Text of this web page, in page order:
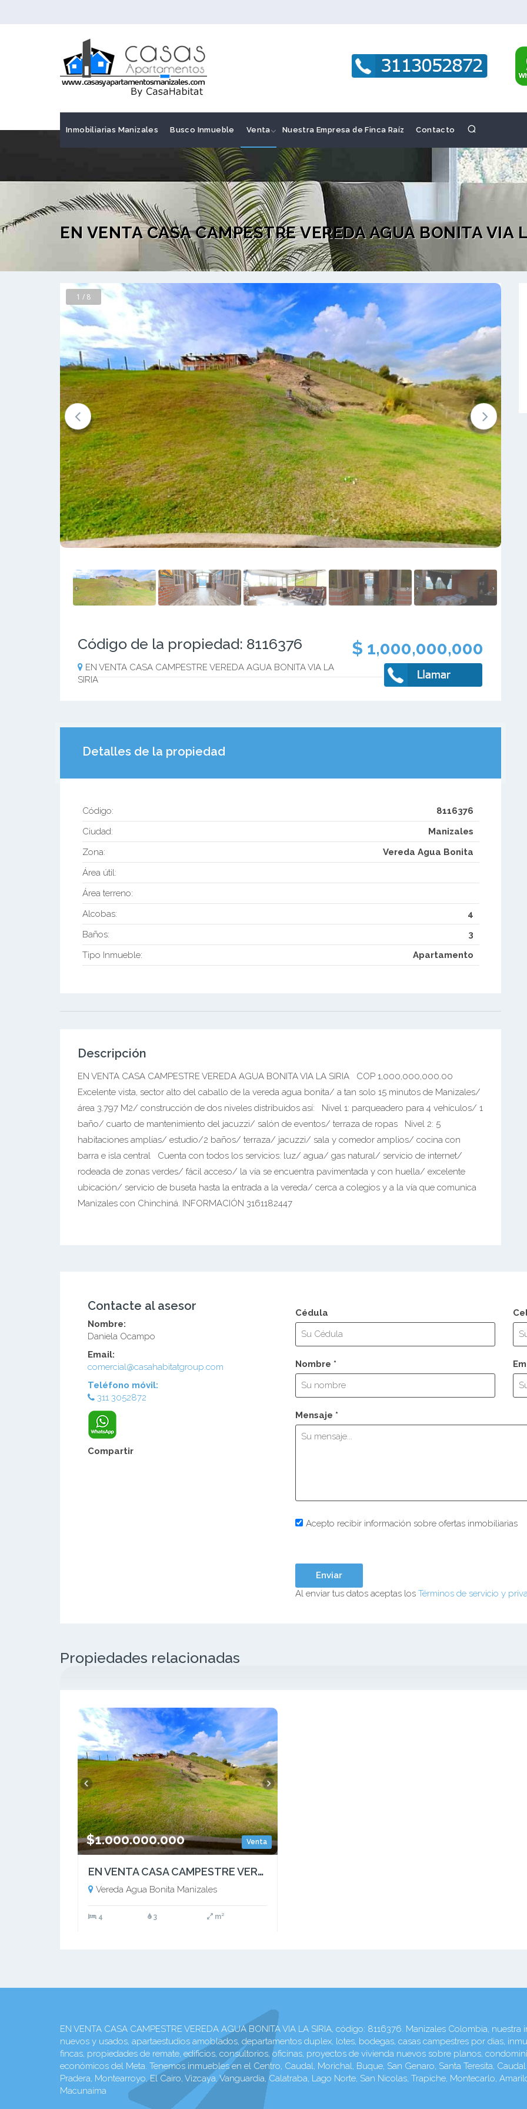
Inmobiliarias Manizales Busco Inmueble Venta Nuestra Empresa de Finca Raíz Contacto
EN VENTA CASA CAMPESTRE VEREDA AGUA BONITA VIA
1 / 8
Código de la propiedad: 8116376 $ 1,000,000,000
EN VENTA CASA CAMPESTRE VEREDA AGUA BONITA VIA LA
SIRIA
Detalles de la propiedad
Código:
8116376
Ciudad:
Manizales
Zona:
Vereda Agua Bonita
Área útil:
Área terreno:
Alcobas:
4
Baños:
3
Tipo Inmueble:
Apartamento
Descripción
EN VENTA CASA CAMPESTRE VEREDA AGUA BONITA VIA LA SIRIA COP 1,000,000,000.00
Excelente vista, sector alto del caballo de la vereda agua bonita/ a tan solo 15 minutos de Manizales/
área 3.797 M2/ construcción de dos niveles distribuidos así: Nivel 1: parqueadero para 4 vehículos/ 1
baño/ cuarto de mantenimiento del jacuzzi/ salón de eventos/ terraza de ropas Nivel 2: 5
habitaciones amplías/ estudio/2 baños/ terraza/ jacuzzi/ sala y comedor amplios/ cocina con
barra e isla central Cuenta con todos los servicios: luz/ agua/ gas natural/ servicio de internet/
rodeada de zonas verdes/ fácil acceso/ la vía se encuentra pavimentada y con huella/ excelente
ubicación/ servicio de buseta hasta la entrada a la vereda/ cerca a colegios y a la vía que comunica
Manizales con Chinchiná. INFORMACIÓN 3161182447
Contacte al asesor
Nombre:
Daniela Ocampo
Email:
comercial@casahabitatgroup.com
Teléfono móvil:
311 3052872
Compartir
Cédula
Nombre *
Mensaje *
Acepto recibir información sobre ofertas inmobiliarias
Al enviar tus datos aceptas los Términos de servicio y
Propiedades relacionadas
Venta
$1.000.000.000
EN VENTA CASA CAMPESTRE VEREDA AGUA BONITA VIA LA SIRIA
Vereda Agua Bonita Manizales
4 3 m²
EN VENTA CASA CAMPESTRE VEREDA AGUA BONITA VIA LA SIRIA, código: 8116376. Manizales Colombia,
nuevos y usados, apartaestudios amoblados, departamentos duplex, lotes, bodegas, casas campestres por dias,
fincas, propiedades de remate, edificios, consultorios, oficinas, proyectos de vivienda nuevos sobre planos,
económicos del Meta. Tenemos inmuebles en el Centro, Caudal, Morichal, Buque, San Genaro, Santa Teresita,
Pradera, Montearroyo, El Cairo, Vizcaya, Vanguardia, Calatraba, Lago Norte, San Nicolas, Trapiche, Montecarlo,
Macunaíma